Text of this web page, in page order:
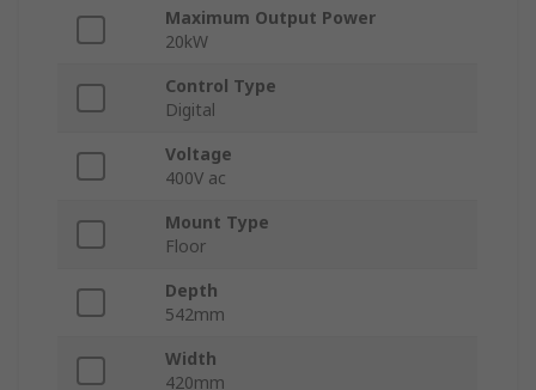
Maximum Output Power
20kW
Control Type
Digital
Voltage
400V ac
Mount Type
Floor
Depth
542mm
Width
420mm